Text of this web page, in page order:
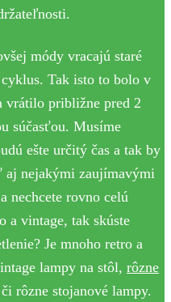
módy vracajú staré
Tak isto to bolo v
vrátilo približne pred 2
súčasťou. Musíme
ešte určitý čas a tak by
nejakými zaujímavými
nechcete rovno celú
a vintage, tak skúste
Je mnoho retro a
lampy na stôl, rôzne
rôzne stojanové lampy.